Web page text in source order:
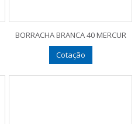
BORRACHA BRANCA 40 MERCUR
Cotação